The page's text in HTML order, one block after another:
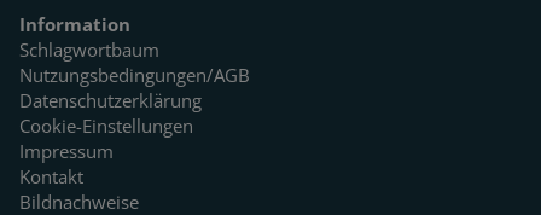
Information
Schlagwortbaum
Nutzungsbedingungen/AGB
Datenschutzerklärung
Cookie-Einstellungen
Impressum
Kontakt
Bildnachweise